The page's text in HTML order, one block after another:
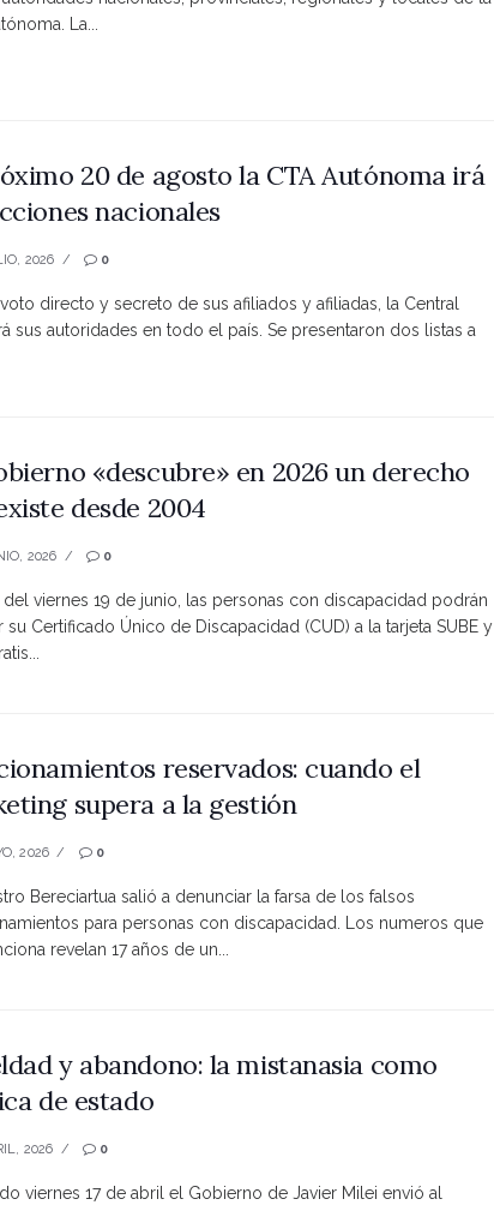
La...
20 de agosto la CTA Autónoma irá
nacionales
2026 0
directo y secreto de sus afiliados y afiliadas, la Central
sus autoridades en todo el país. Se presentaron dos listas a
«descubre» en 2026 un derecho
desde 2004
2026 0
del viernes 19 de junio, las personas con discapacidad podrán
su Certificado Único de Discapacidad (CUD) a la tarjeta SUBE y
reservados: cuando el
supera a la gestión
2026 0
Bereciartua salió a denunciar la farsa de los falsos
para personas con discapacidad. Los numeros que
revelan 17 años de un...
y abandono: la mistanasia como
de estado
2026 0
viernes 17 de abril el Gobierno de Javier Milei envió al